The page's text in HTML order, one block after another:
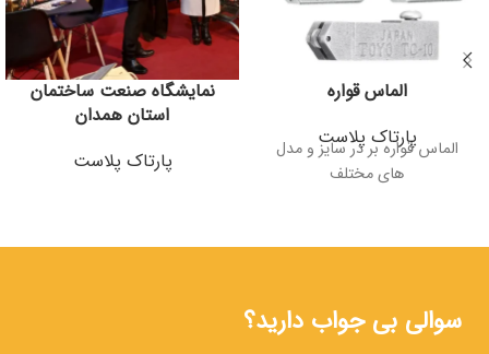
الماس قواره
پارتاک پلاست
الماس قواره بر در سایز و مدل
های مختلف
نمایشگاه صنعت ساختمان
استان همدان
پارتاک پلاست
سوالی بی جواب دارید؟